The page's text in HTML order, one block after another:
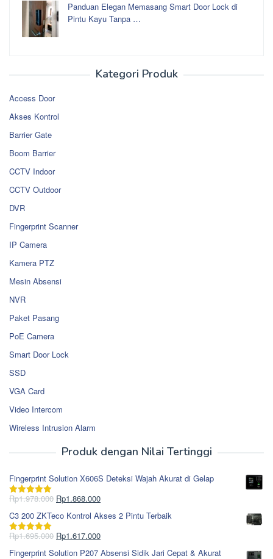
Panduan Elegan Memasang Smart Door Lock di
Pintu Kayu Tanpa …
Kategori Produk
Access Door
Akses Kontrol
Barrier Gate
Boom Barrier
CCTV Indoor
CCTV Outdoor
DVR
Fingerprint Scanner
IP Camera
Kamera PTZ
Mesin Absensi
NVR
Paket Pasang
PoE Camera
Smart Door Lock
SSD
VGA Card
Video Intercom
Wireless Intrusion Alarm
Produk dengan Nilai Tertinggi
Fingerprint Solution X606S Deteksi Wajah Akurat di Gelap
Dinilai5.00
Rp1.978.000 Harga
aslinya
adalah:
Rp1.978.000.
Rp1.868.000Harga
saat
ini
adalah:
C3 200 ZKTeco Kontrol Akses 2 Pintu Terbaik
Dinilai5.00
Rp1.695.000 Harga
aslinya
Rp1.617.000Harga
saat
Fingerprint Solution P207 Absensi Sidik Jari Cepat & Akurat